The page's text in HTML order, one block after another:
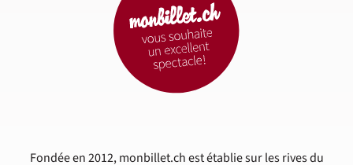
Fondée en 2012, monbillet.ch est établie sur les rives du